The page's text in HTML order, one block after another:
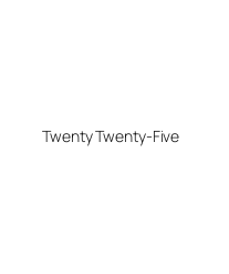
Twenty Twenty-Five